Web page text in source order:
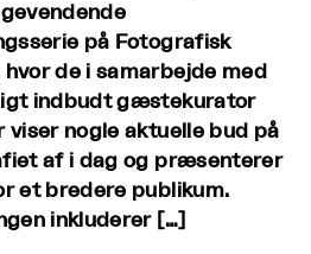
på Fotografisk
hvor de i samarbejde med
indbudt gæstekurator
viser nogle aktuelle bud på
af i dag og præsenterer
et bredere publikum.
inkluderer […]